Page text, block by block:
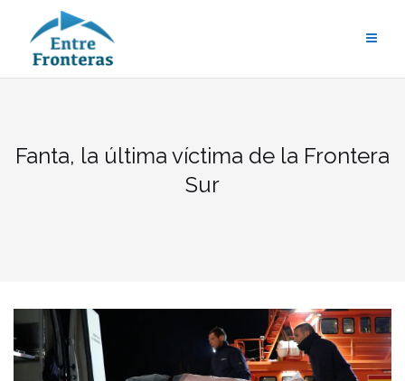
contenido
Fanta, la última víctima de la Frontera
Sur